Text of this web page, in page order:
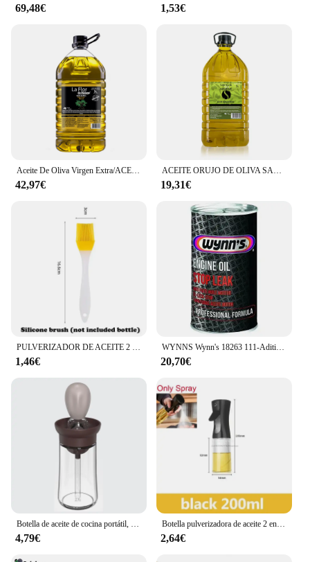
69,48€ 1,53€
42,97€ 19,31€
1,46€
WYNNS Wynn's 18263 111-Aditivos de Aceites Premium
20,70€
4,79€
Botella pulverizadora de aceite 2 en 1, cocina de plástico, barbacoa, dispensador de aceite de oliva, tarro de aceite para hornear, vinagre, salsa de soja, contenedor en aerosol
2,64€